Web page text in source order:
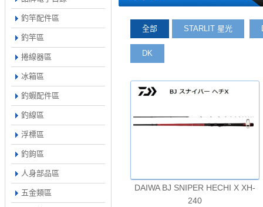
釣竿配件區
釣竿區
捲線器區
冰箱區
釣蝦配件區
釣線區
浮標區
釣鉤區
人身部品區
五金類區
全部 STARLIT 星光
DK
DAIWA BJ SNIPER HECHI X XH-
240